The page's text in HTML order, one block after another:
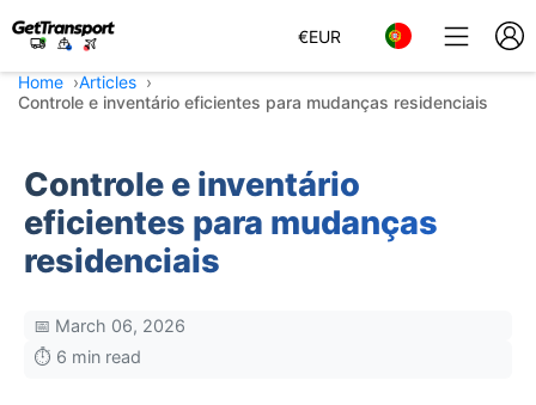
€EUR
Home
Articles
Controle e inventário eficientes para mudanças residenciais
Controle e inventário
eficientes para mudanças
residenciais
📅 March 06, 2026
⏱️ 6 min read